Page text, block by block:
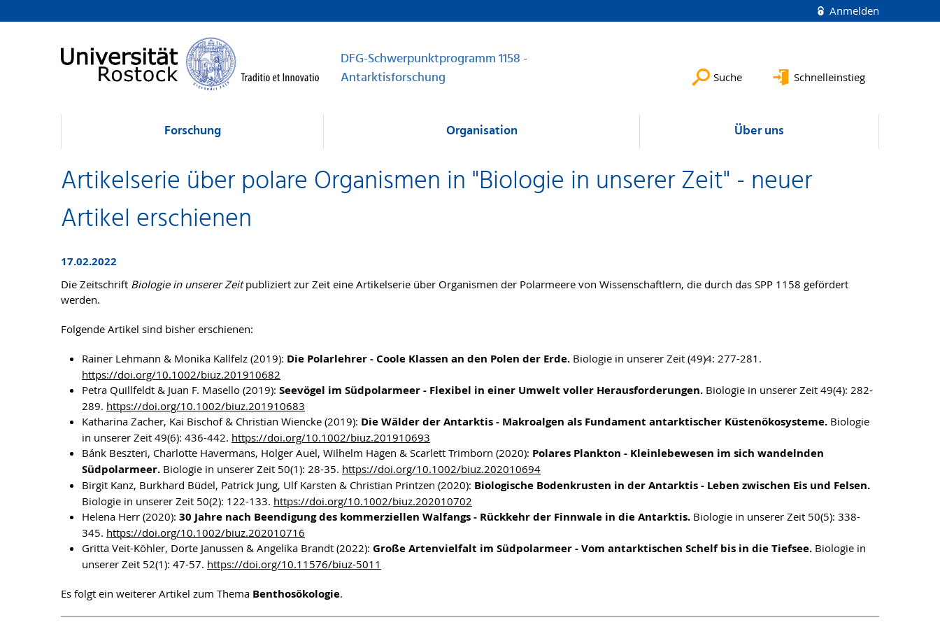
Anmelden
DFG-Schwerpunktprogramm 1158 -
Antarktisforschung
Suche Schnelleinstieg
Forschung Organisation Über uns
Artikelserie über polare Organismen in "Biologie in unserer Zeit" - neuer
Artikel erschienen
17.02.2022
Die Zeitschrift Biologie in unserer Zeitpubliziert zur Zeit eine Artikelserie über Organismen der Polarmeere von Wissenschaftlern, die durch das SPP 1158 gefördert
werden.
Folgende Artikel sind bisher erschienen:
Rainer Lehmann & Monika Kallfelz (2019): Die Polarlehrer - Coole Klassen an den Polen der Erde. Biologie in unserer Zeit (49)4: 277-281.
https://doi.org/10.1002/biuz.201910682
Petra Quillfeldt & Juan F. Masello (2019): Seevögel im Südpolarmeer - Flexibel in einer Umwelt voller Herausforderungen. Biologie in unserer Zeit 49(4): 282-
289. https://doi.org/10.1002/biuz.201910683
Katharina Zacher, Kai Bischof & Christian Wiencke (2019): Die Wälder der Antarktis - Makroalgen als Fundament antarktischer Küstenökosysteme. Biologie
in unserer Zeit 49(6): 436-442. https://doi.org/10.1002/biuz.201910693
Bánk Beszteri, Charlotte Havermans, Holger Auel, Wilhelm Hagen & Scarlett Trimborn (2020): Polares Plankton - Kleinlebewesen im sich wandelnden
Südpolarmeer. Biologie in unserer Zeit 50(1): 28-35. https://doi.org/10.1002/biuz.202010694
Birgit Kanz, Burkhard Büdel, Patrick Jung, Ulf Karsten & Christian Printzen (2020): Biologische Bodenkrusten in der Antarktis - Leben zwischen Eis und Felsen.
Biologie in unserer Zeit 50(2): 122-133. https://doi.org/10.1002/biuz.202010702
Helena Herr (2020): 30 Jahre nach Beendigung des kommerziellen Walfangs - Rückkehr der Finnwale in die Antarktis. Biologie in unserer Zeit 50(5): 338-
345. https://doi.org/10.1002/biuz.202010716
Gritta Veit-Köhler, Dorte Janussen & Angelika Brandt (2022): Große Artenvielfalt im Südpolarmeer - Vom antarktischen Schelf bis in die Tiefsee. Biologie in
unserer Zeit 52(1): 47-57. https://doi.org/10.11576/biuz-5011
Es folgt ein weiterer Artikel zum Thema Benthosökologie.